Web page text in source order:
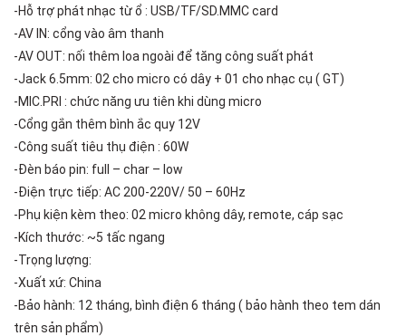
-Hỗ trợ phát nhạc từ ổ : USB/TF/SD.MMC card
-AV IN: cổng vào âm thanh
-AV OUT: nối thêm loa ngoài để tăng công suất phát
-Jack 6.5mm: 02 cho micro có dây + 01 cho nhạc cụ ( GT)
-MIC.PRI : chức năng ưu tiên khi dùng micro
-Cổng gắn thêm bình ắc quy 12V
-Công suất tiêu thụ điện : 60W
-Đèn báo pin: full – char – low
-Điện trực tiếp: AC 200-220V/ 50 – 60Hz
-Phụ kiện kèm theo: 02 micro không dây, remote, cáp sạc
-Kích thước: ~5 tấc ngang
-Trọng lượng:
-Xuất xứ: China
-Bảo hành: 12 tháng, bình điện 6 tháng ( bảo hành theo tem dán
trên sản phẩm)